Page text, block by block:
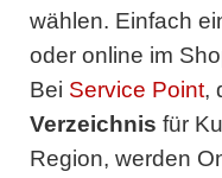
wählen. Einfach
oder online im
Bei Service Point,
Verzeichnis für
Region, werden